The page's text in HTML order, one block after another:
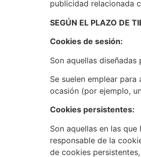
publicidad relacionada
SEGÚN EL PLAZO DE
Cookies de sesión:
Son aquellas
Se suelen emplear
ocasión (por ejemplo,
Cookies persistentes:
Son aquellas en las
responsable de la
de cookies